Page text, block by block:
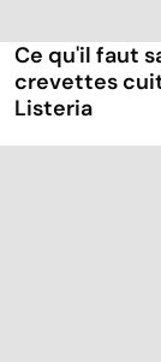
Ce qu'il faut
crevettes
Listeria